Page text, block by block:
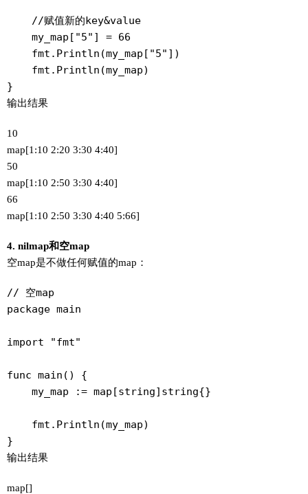
    //赋值新的key&value
    my_map["5"] = 66
    fmt.Println(my_map["5"])
    fmt.Println(my_map)
}
输出结果
10
map[1:10 2:20 3:30 4:40]
50
map[1:10 2:50 3:30 4:40]
66
map[1:10 2:50 3:30 4:40 5:66]
4. nilmap和空map
空map是不做任何赋值的map：
// 空map
package main
import "fmt"
func main() {
    my_map := map[string]string{}
    fmt.Println(my_map)
}
输出结果
map[]